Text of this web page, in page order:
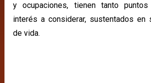
y ocupaciones, tienen tanto
interés a considerar, sustentados en
de vida.